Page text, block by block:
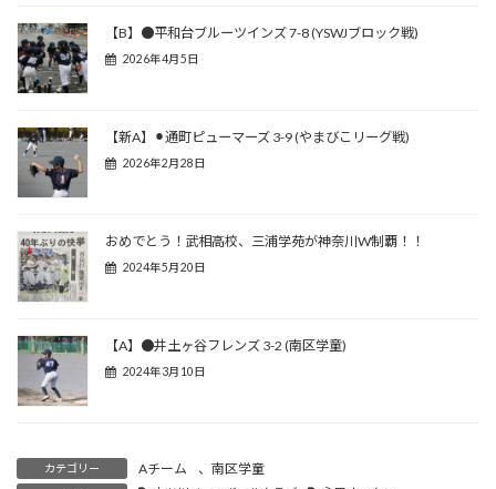
【B】●平和台ブルーツインズ 7-8 (YSWJブロック戦)
2026年4月5日
【新A】⚫︎通町ピューマーズ 3-9 (やまびこリーグ戦)
2026年2月28日
おめでとう！武相高校、三浦学苑が神奈川W制覇！！
2024年5月20日
【A】●井土ヶ谷フレンズ 3-2 (南区学童)
2024年3月10日
カテゴリー Aチーム 、 南区学童